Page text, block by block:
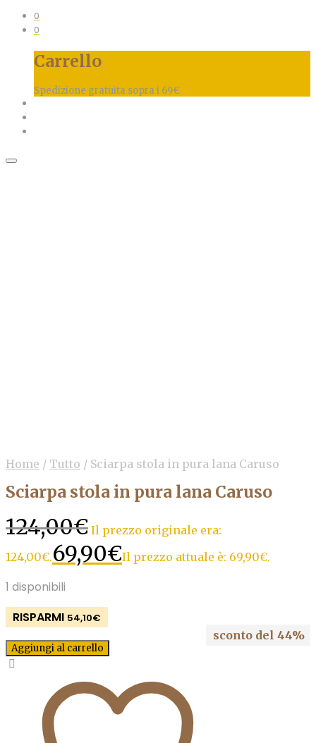
0
0
Carrello
Spedizione gratuita sopra i 69€
Home / Tutto / Sciarpa stola in pura lana Caruso
Sciarpa stola in pura lana Caruso
124,00€ Il prezzo originale era:
124,00€.69,90€Il prezzo attuale è: 69,90€.
1 disponibili
RISPARMI 54,10€
sconto del 44%
Aggiungi al carrello